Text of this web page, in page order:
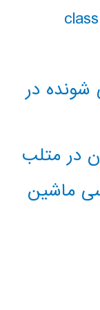
در
در متلب
ماشین